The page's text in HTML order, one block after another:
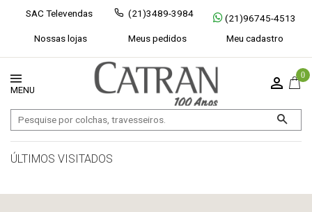
SAC Televendas (21)3489-3984
(21)96745-4513
Nossas lojas
Meus pedidos Meu cadastro
0
ÚLTIMOS VISITADOS